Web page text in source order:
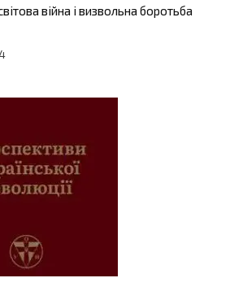
війна і визвольна боротьба